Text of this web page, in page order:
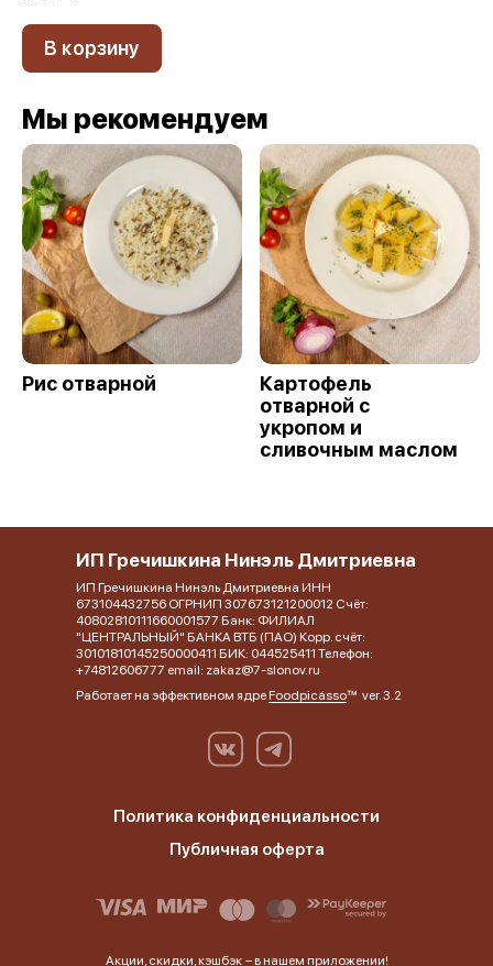
В корзину
Мы рекомендуем
Рис отварной
Картофель
отварной с
укропом и
сливочным маслом
ИП Гречишкина Нинэль Дмитриевна
ИП Гречишкина Нинэль Дмитриевна ИНН
673104432756 ОГРНИП 307673121200012 Счёт:
40802810111660001577 Банк: ФИЛИАЛ
"ЦЕНТРАЛЬНЫЙ" БАНКА ВТБ (ПАО) Корр. счёт:
30101810145250000411 БИК: 044525411 Телефон:
+74812606777 email: zakaz@7-slonov.ru
Работает на эффективном ядреFoodpicássover. 3.2
Политика конфиденциальности
Публичная оферта
Акции, скидки, кэшбэк − в нашем приложении!